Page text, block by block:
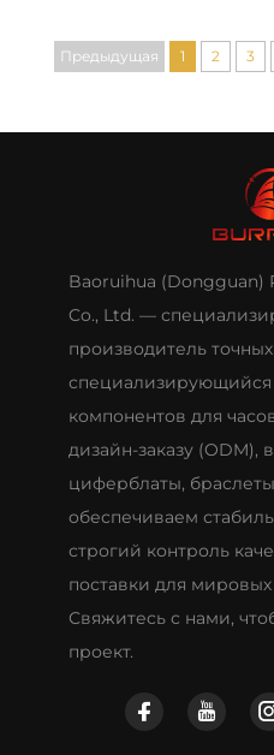
Предыдущая 1 2 3
Baoruihua (Dongguan)
Co., Ltd. —
производитель точных
специализирующийся
компонентов для
дизайн-заказу (ODM),
циферблаты,
обеспечиваем
строгий контроль
поставки для
Свяжитесь с нами,
проект.